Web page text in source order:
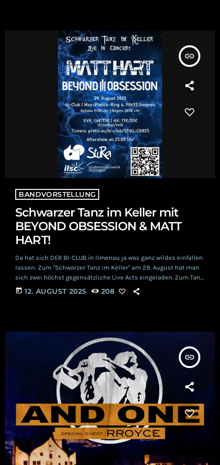
insert_link
BANDVORSTELLUNG
Schwarzer Tanz im Keller mit
BEYOND OBSESSION & MATT
HART!
Da hat sich DER BI-CLUB in Ilmenau ja was ganz wildes einfallen
lassen: Zum "Schwarzer Tanz im Keller" am 29. August hat man
sich zwei höchst gegensätzliche Live Acts eingeladen. Zum Tanz
werden dort BEYOND OBSESSION und MATT HART aufspielen.
Also mehr Abwechslung ist bei solch einem Event wohl kaum
today 12. AUGUST 2025 208
insert_link